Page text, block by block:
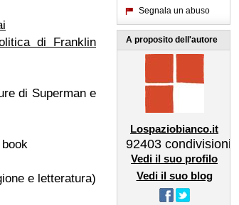
di Franklin
di Superman e
e letteratura)
Segnala un abuso
A proposito dell'autore
Lospaziobianco.it
92403 condivisioni
Vedi il suo profilo
Vedi il suo blog